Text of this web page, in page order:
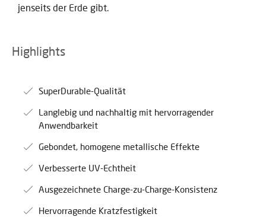
jenseits der Erde gibt.
Highlights
SuperDurable-Qualität
Langlebig und nachhaltig mit hervorragender
Anwendbarkeit
Gebondet, homogene metallische Effekte
Verbesserte UV-Echtheit
Ausgezeichnete Charge-zu-Charge-Konsistenz
Hervorragende Kratzfestigkeit